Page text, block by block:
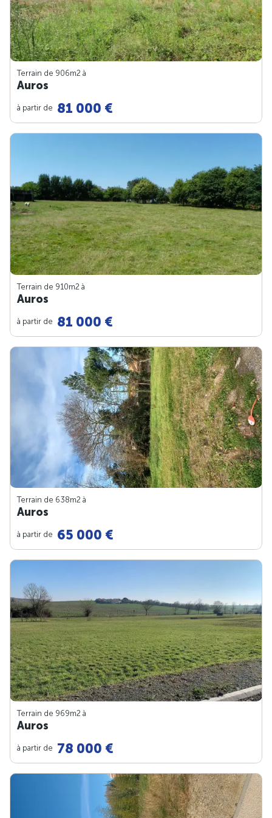
Terrain de 906m2 à
Auros
à partir de 81 000 €
Terrain de 910m2 à
Auros
à partir de 81 000 €
Terrain de 638m2 à
Auros
à partir de 65 000 €
Terrain de 969m2 à
Auros
à partir de 78 000 €